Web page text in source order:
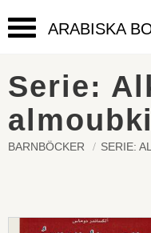
Meny ARABISKA
Serie:
BARNBÖCKER SERIE: